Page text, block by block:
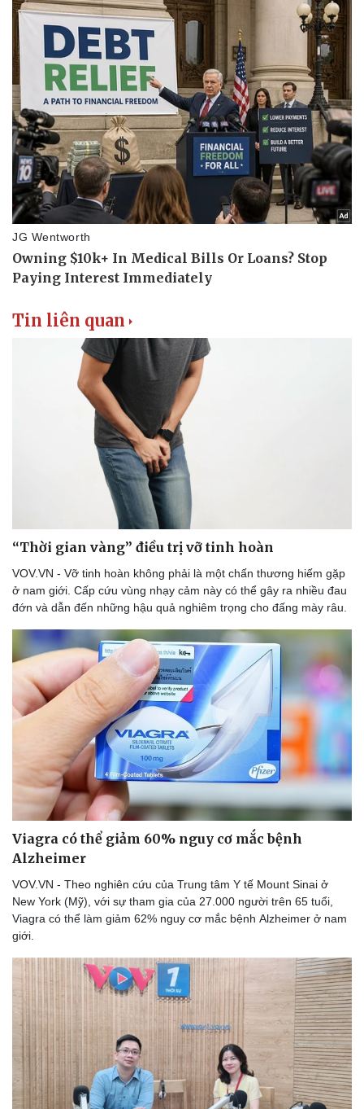
Sân khấu - Điện ảnh
Du lịch
Tư vấn
Săn Tour
check-in
Podcast
Câu chuyện thời sự
Đọc truyện đêm khuya
Cửa sổ tình yêu
Kể chuyện cho bé
Tin liên quan
“Thời gian vàng” điều trị vỡ tinh hoàn
VOV.VN - Vỡ tinh hoàn không phải là một chấn thương hiếm gặp
ở nam giới. Cấp cứu vùng nhạy cảm này có thể gây ra nhiều đau
đớn và dẫn đến những hậu quả nghiêm trọng cho đấng mày râu.
Viagra có thể giảm 60% nguy cơ mắc bệnh
Alzheimer
VOV.VN - Theo nghiên cứu của Trung tâm Y tế Mount Sinai ở
New York (Mỹ), với sự tham gia của 27.000 người trên 65 tuổi,
Viagra có thể làm giảm 62% nguy cơ mắc bệnh Alzheimer ở nam
giới.